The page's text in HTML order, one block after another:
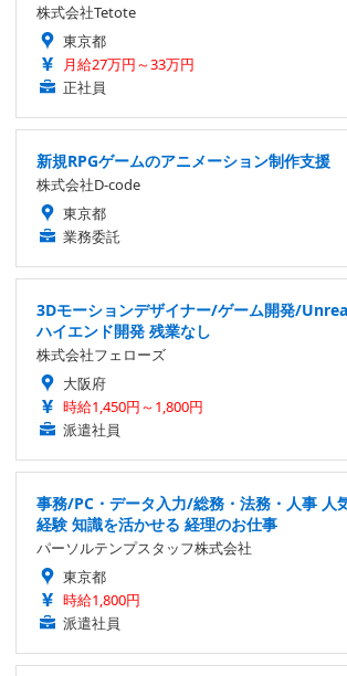
株式会社Tetote
東京都
月給27万円～33万円
正社員
新規RPGゲームのアニメーション制作支援
株式会社D-code
東京都
業務委託
3Dモーションデザイナー/ゲーム開発/
ハイエンド開発 残業なし
株式会社フェローズ
大阪府
時給1,450円～1,800円
派遣社員
事務/PC・データ入力/総務・法務・人事 人
経験 知識を活かせる 経理のお仕事
パーソルテンプスタッフ株式会社
東京都
時給1,800円
派遣社員